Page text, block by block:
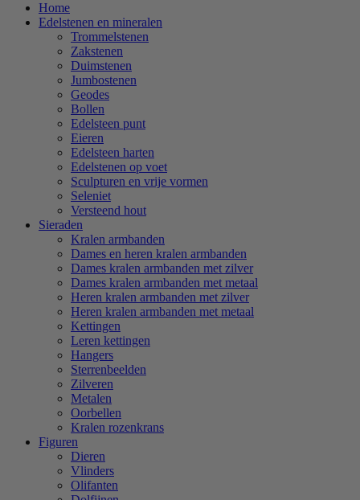
Home
Edelstenen en mineralen
Trommelstenen
Zakstenen
Duimstenen
Jumbostenen
Geodes
Bollen
Edelsteen punt
Eieren
Edelsteen harten
Edelstenen op voet
Sculpturen en vrije vormen
Seleniet
Versteend hout
Sieraden
Kralen armbanden
Dames en heren kralen armbanden
Dames kralen armbanden met zilver
Dames kralen armbanden met metaal
Heren kralen armbanden met zilver
Heren kralen armbanden met metaal
Kettingen
Leren kettingen
Hangers
Sterrenbeelden
Zilveren
Metalen
Oorbellen
Kralen rozenkrans
Figuren
Dieren
Vlinders
Olifanten